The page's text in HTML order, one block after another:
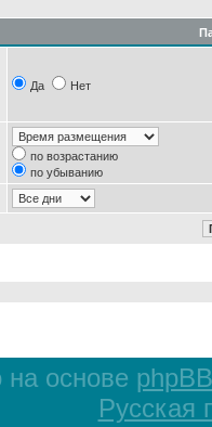
Да Нет
по возрастанию
по убыванию
на основе phpBB
Русская